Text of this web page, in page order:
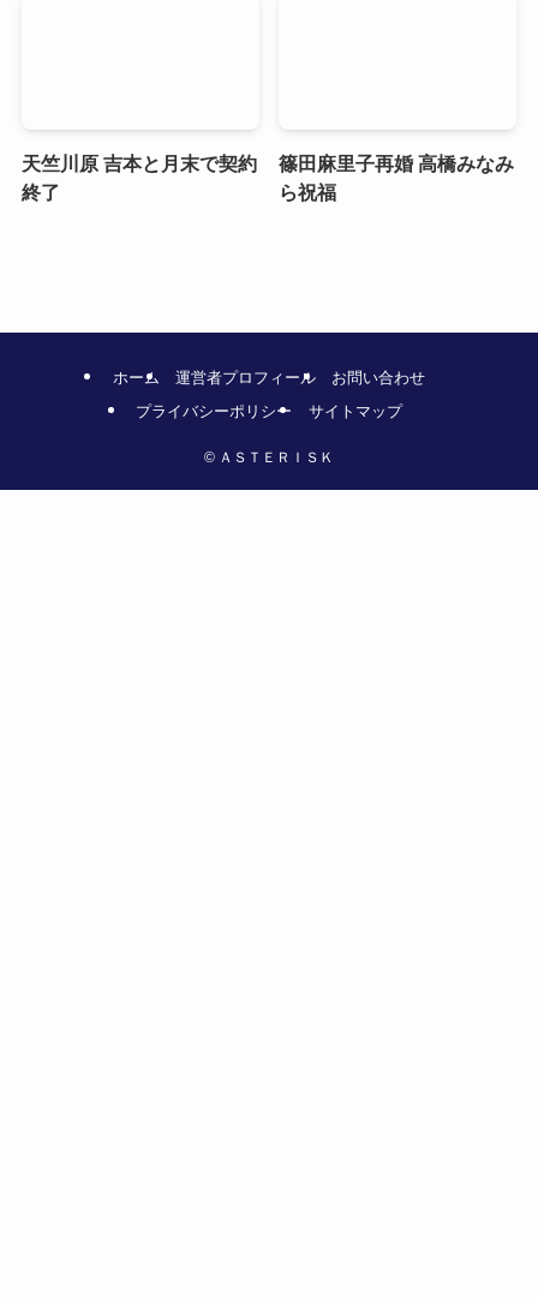
天竺川原 吉本と月末で契約
終了
篠田麻里子再婚 高橋みなみ
ら祝福
ホーム 運営者プロフィール
お問い合わせ
プライバシーポリシー
サイトマップ
© ＡＳＴＥＲＩＳＫ